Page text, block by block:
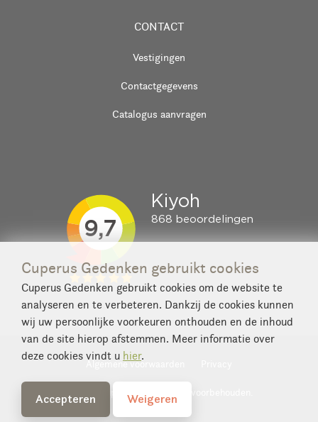
CONTACT
Vestigingen
Contactgegevens
Catalogus aanvragen
Algemene voorwaarden
Cuperus Gedenken gebruikt cookies
Cuperus Gedenken gebruikt cookies om de website te
analyseren en te verbeteren. Dankzij de cookies kunnen
wij uw persoonlijke voorkeuren onthouden en de inhoud
van de site hierop afstemmen. Meer informatie over
deze cookies vindt u hier.
Accepteren Weigeren